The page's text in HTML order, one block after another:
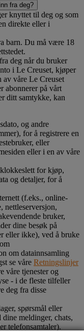
fra deg?
knyttet til deg og som
direkte eller i
barn. Du må være 18
deg når du bruker
i Le Creuset, kjøper
av våre Le Creuset
abonnerer på vårt
ditt samtykke, kan
og andre
for å registrere en
eller
eller i en av våre
for kjøp,
og detaljer, for å
(f.eks., online-
nettleserversjon,
bruker,
dine besøk på
eller ikke), ved å bruke
om datainnsamling
se våre Retningslinjer
våre tjenester og
- i de fleste tilfeller
deg fra disse
spørsmål eller
meldinger, chats,
telefonsamtaler).